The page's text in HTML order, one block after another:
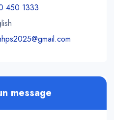
450 1333
message